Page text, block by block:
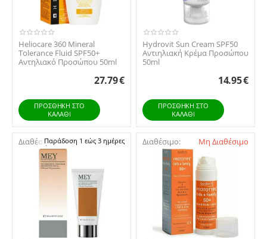
Heliocare 360 Mineral
Tolerance Fluid SPF50+
Αντηλιακό Προσώπου 50ml
27.79€
ΠΡΟΣΘΉΚΗ ΣΤΟ
ΚΑΛΆΘΙ
Hydrovit Sun Cream SPF50
Αντιηλιακή Κρέμα Προσώπου
50ml
14.95€
ΠΡΟΣΘΉΚΗ ΣΤΟ
ΚΑΛΆΘΙ
Διαθέσιμο:Παράδοση 1 εώς 3 ημέρες Διαθέσιμο: Μη Διαθέσιμο